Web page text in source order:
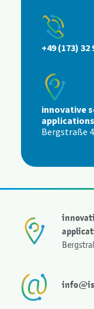
+49 (173) 32
innovative
Bergstraße